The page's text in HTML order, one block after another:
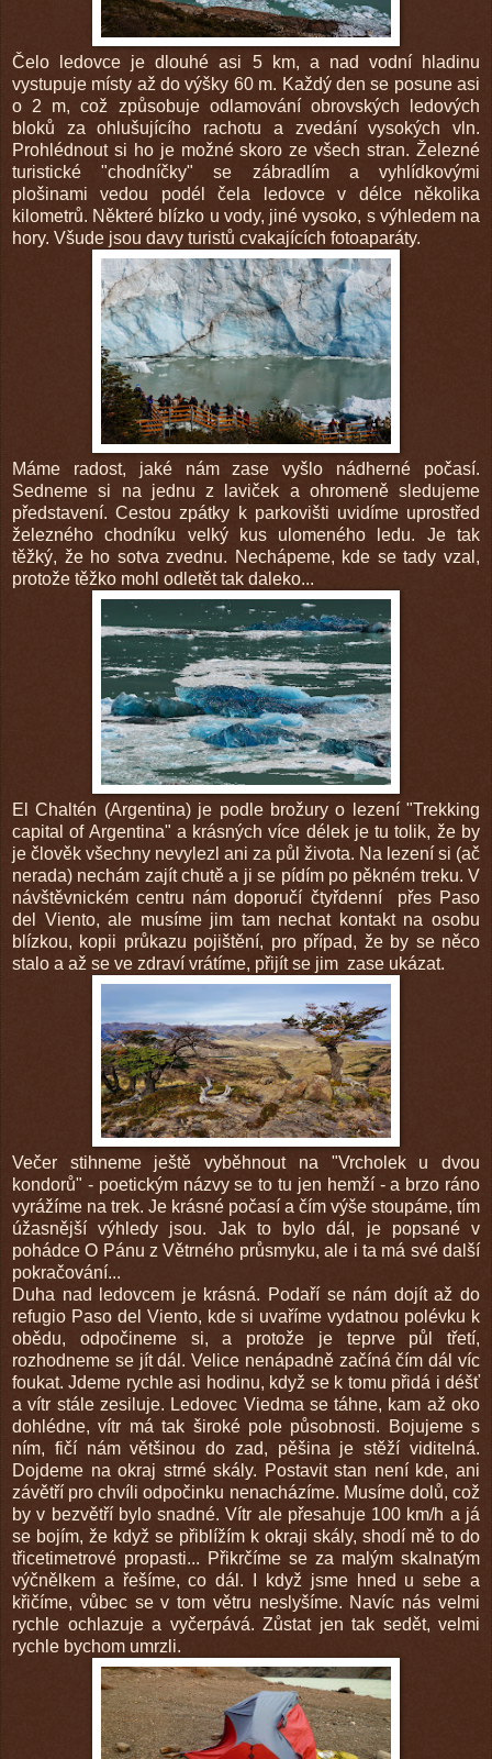
Čelo ledovce je dlouhé asi 5 km, a nad vodní hladinu
vystupuje místy až do výšky 60 m. Každý den se posune asi
o 2 m, což způsobuje odlamování obrovských ledových
bloků za ohlušujícího rachotu a zvedání vysokých vln.
Prohlédnout si ho je možné skoro ze všech stran. Železné
turistické "chodníčky" se zábradlím a vyhlídkovými
plošinami vedou podél čela ledovce v délce několika
kilometrů. Některé blízko u vody, jiné vysoko, s výhledem na
hory. Všude jsou davy turistů cvakajících fotoaparáty.
Máme radost, jaké nám zase vyšlo nádherné počasí.
Sedneme si na jednu z laviček a ohromeně sledujeme
představení. Cestou zpátky k parkovišti uvidíme uprostřed
železného chodníku velký kus ulomeného ledu. Je tak
těžký, že ho sotva zvednu. Nechápeme, kde se tady vzal,
protože těžko mohl odletět tak daleko...
El Chaltén (Argentina) je podle brožury o lezení "Trekking
capital of Argentina" a krásných více délek je tu tolik, že by
je člověk všechny nevylezl ani za půl života. Na lezení si (ač
nerada) nechám zajít chutě a ji se pídím po pěkném treku. V
návštěvnickém centru nám doporučí čtyřdenní přes Paso
del Viento, ale musíme jim tam nechat kontakt na osobu
blízkou, kopii průkazu pojištění, pro případ, že by se něco
stalo a až se ve zdraví vrátíme, přijít se jim zase ukázat.
Večer stihneme ještě vyběhnout na "Vrcholek u dvou
kondorů" - poetickým názvy se to tu jen hemží - a brzo ráno
vyrážíme na trek. Je krásné počasí a čím výše stoupáme, tím
úžasnější výhledy jsou. Jak to bylo dál, je popsané v
pohádce O Pánu z Větrného průsmyku, ale i ta má své další
pokračování...
Duha nad ledovcem je krásná. Podaří se nám dojít až do
refugio Paso del Viento, kde si uvaříme vydatnou polévku k
obědu, odpočineme si, a protože je teprve půl třetí,
rozhodneme se jít dál. Velice nenápadně začíná čím dál víc
foukat. Jdeme rychle asi hodinu, když se k tomu přidá i déšť
a vítr stále zesiluje. Ledovec Viedma se táhne, kam až oko
dohlédne, vítr má tak široké pole působnosti. Bojujeme s
ním, fičí nám většinou do zad, pěšina je stěží viditelná.
Dojdeme na okraj strmé skály. Postavit stan není kde, ani
závětří pro chvíli odpočinku nenacházíme. Musíme dolů, což
by v bezvětří bylo snadné. Vítr ale přesahuje 100 km/h a já
se bojím, že když se přiblížím k okraji skály, shodí mě to do
třicetimetrové propasti... Přikrčíme se za malým skalnatým
výčnělkem a řešíme, co dál. I když jsme hned u sebe a
křičíme, vůbec se v tom větru neslyšíme. Navíc nás velmi
rychle ochlazuje a vyčerpává. Zůstat jen tak sedět, velmi
rychle bychom umrzli.